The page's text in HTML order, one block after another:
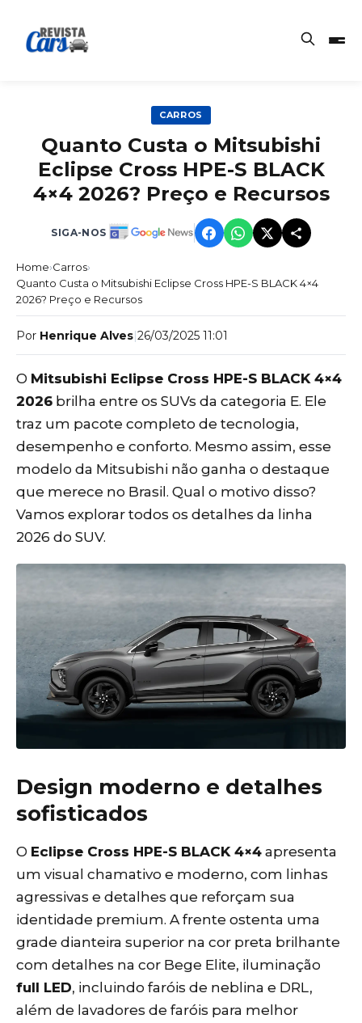
CARROS
Quanto Custa o Mitsubishi
Eclipse Cross HPE-S BLACK
4×4 2026? Preço e Recursos
SIGA-NOS
Home›Carros›
Quanto Custa o Mitsubishi Eclipse Cross HPE-S BLACK 4×4
2026? Preço e Recursos
Por Henrique Alves|26/03/2025 11:01
O Mitsubishi Eclipse Cross HPE-S BLACK 4×4
2026 brilha entre os SUVs da categoria E. Ele
traz um pacote completo de tecnologia,
desempenho e conforto. Mesmo assim, esse
modelo da Mitsubishi não ganha o destaque
que merece no Brasil. Qual o motivo disso?
Vamos explorar todos os detalhes da linha
2026 do SUV.
Design moderno e detalhes
sofisticados
O Eclipse Cross HPE-S BLACK 4×4 apresenta
um visual chamativo e moderno, com linhas
agressivas e detalhes que reforçam sua
identidade premium. A frente ostenta uma
grade dianteira superior na cor preta brilhante
com detalhes na cor Bege Elite, iluminação
full LED, incluindo faróis de neblina e DRL,
além de lavadores de faróis para melhor